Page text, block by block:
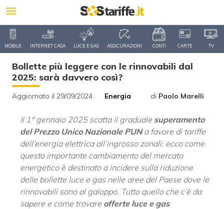
MOBILE INTERNET CASA LUCE E GAS ASSICURAZIONI CONTI CARTE TV
Bollette più leggere con le rinnovabili dal
2025: sarà davvero così?
Aggiornato il 29/09/2024 Energia di Paolo Marelli
Il 1° gennaio 2025 scatta il graduale superamento
del Prezzo Unico Nazionale PUNa favore di tariffe
dell’energia elettrica all’ingrosso zonali: ecco come
questo importante cambiamento del mercato
energetico è destinato a incidere sulla riduzione
delle bollette luce e gas nelle aree del Paese dove le
rinnovabili sono al galoppo. Tutto quello che c’è da
sapere e come trovare offerte luce e gas